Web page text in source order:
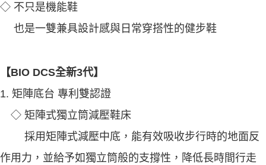
◇ 不只是機能鞋
也是一雙兼具設計感與日常穿搭性的健步鞋
【BIO DCS全新3代】
1. 矩陣底台 專利雙認證
◇ 矩陣式獨立筒減壓鞋床
採用矩陣式減壓中底，能有效吸收步行時的地面反
作用力，並給予如獨立筒般的支撐性，降低長時間行走